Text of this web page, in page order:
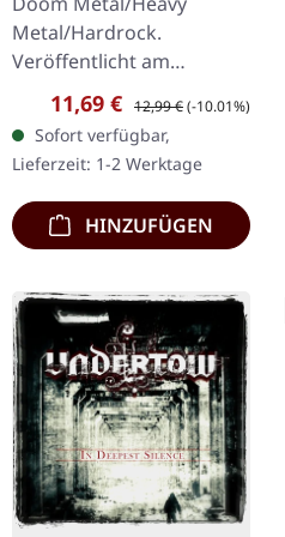
Metal/Hardrock.
Veröffentlicht am
17.02.2017, auf Supreme
Chaos Records. Limitierte
Erstauflage als Digipak.
Debüt-Album der…
Verkaufspreis:
11,69 € Regulärer Preis:
12,99 €(-10.01%)
Sofort verfügbar,
Lieferzeit: 1-2 Werktage
HINZUFÜGEN